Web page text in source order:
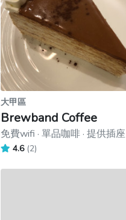
大甲區
Brewband Coffee
免費wifi · 單品咖啡 · 提供插座
4.6 (2)